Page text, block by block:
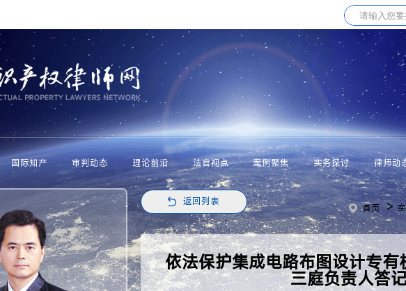
国际知产 审判动态 理论前沿 法官视点 案例聚焦 实务探讨 律师动
返回列表
首页 >
依法保护集成电路布图设计专
三庭负责人答